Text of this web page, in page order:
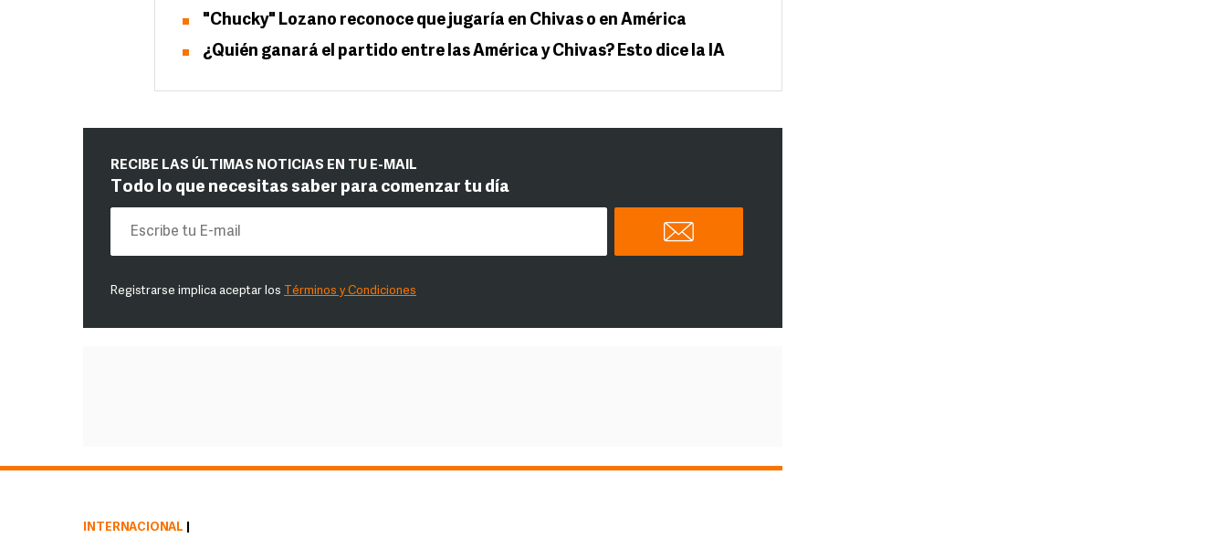
"Chucky" Lozano reconoce que jugaría en Chivas o en América
¿Quién ganará el partido entre las América y Chivas? Esto dice la IA
RECIBE LAS ÚLTIMAS NOTICIAS EN TU E-MAIL
Todo lo que necesitas saber para comenzar tu día
Registrarse implica aceptar los Términos y Condiciones
INTERNACIONAL